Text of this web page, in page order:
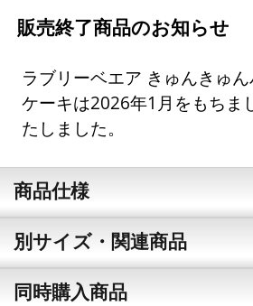
販売終了商品のお知らせ
ラブリーベエア きゅんきゅ
ケーキは2026年1月をもちま
たしました。
商品仕様
別サイズ・関連商品
同時購入商品